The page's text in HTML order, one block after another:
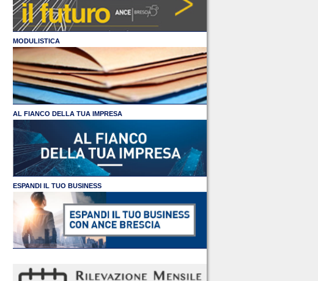
MODULISTICA
AL FIANCO DELLA TUA IMPRESA
ESPANDI IL TUO BUSINESS